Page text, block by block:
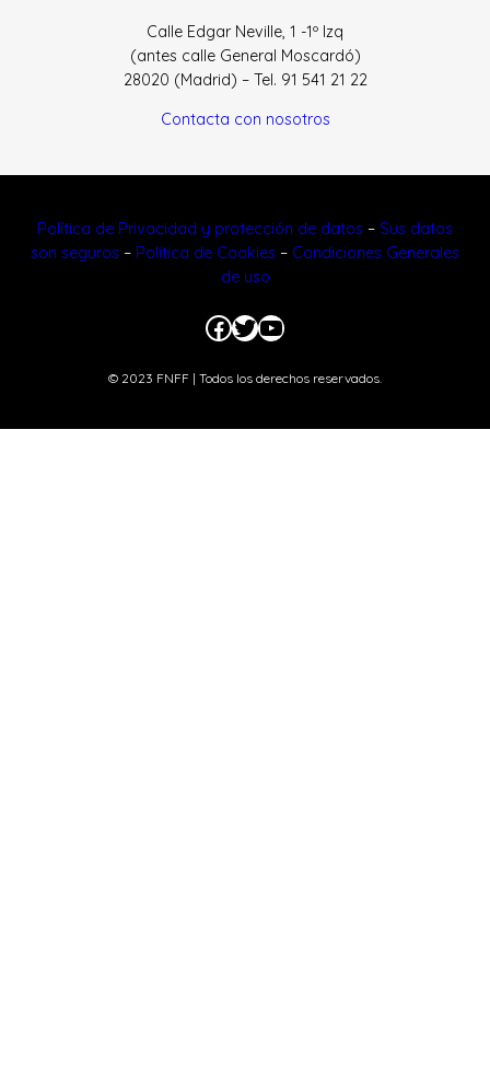
Calle Edgar Neville, 1 -1º Izq
(antes calle General Moscardó)
28020 (Madrid) – Tel. 91 541 21 22
Contacta con nosotros
Política de Privacidad y protección de datos – Sus datos
son seguros – Política de Cookies – Condiciones Generales
de uso
Facebook
Twitter
YouTube
© 2023 FNFF | Todos los derechos reservados.